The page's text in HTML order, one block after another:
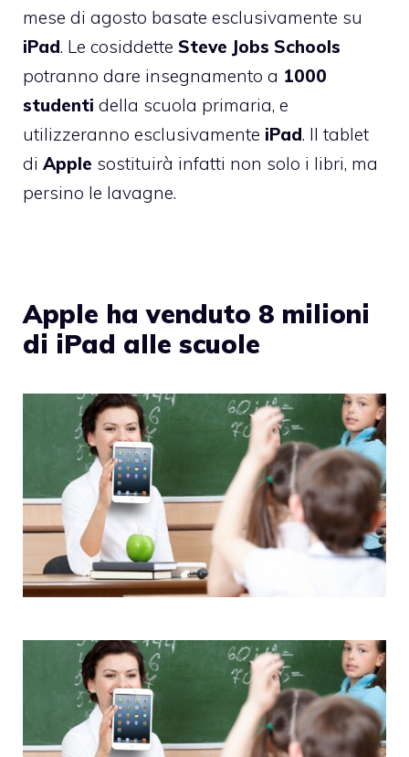
mese di agosto basate esclusivamente su
iPad. Le cosiddette Steve Jobs Schools
potranno dare insegnamento a 1000
studenti della scuola primaria, e
utilizzeranno esclusivamente iPad. Il tablet
di Apple sostituirà infatti non solo i libri, ma
persino le lavagne.
Apple ha venduto 8 milioni
di iPad alle scuole